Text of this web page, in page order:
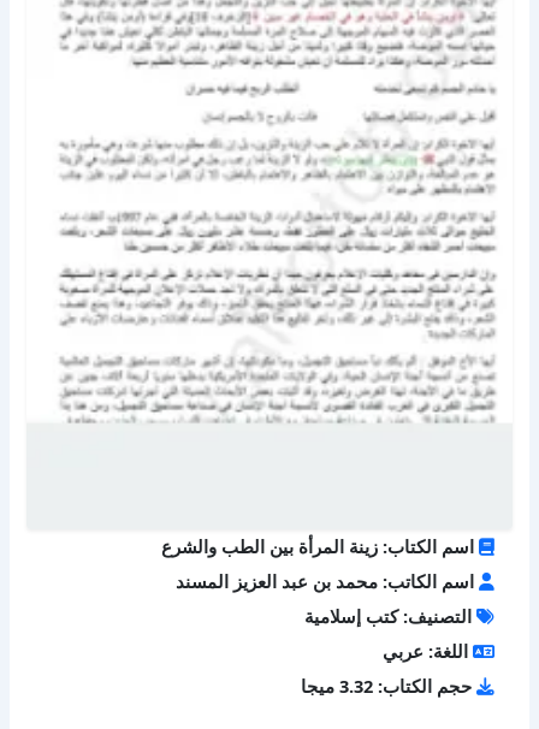
اسم الكتاب: زينة المرأة بين الطب والشرع
اسم الكاتب: محمد بن عبد العزيز المسند
التصنيف: كتب إسلامية
اللغة: عربي
حجم الكتاب: 3.32 ميجا